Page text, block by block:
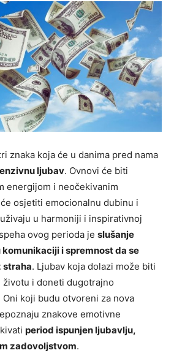
znaka koja će u danima pred nama
ljubav. Ovnovi će biti
energijom i neočekivanim
osjetiti emocionalnu dubinu i
u harmoniji i inspirativnoj
ovog perioda je slušanje
i spremnost da se
straha. Ljubav koja dolazi može biti
i doneti dugotrajno
koji budu otvoreni za nova
znakove emotivne
period ispunjen ljubavlju,
zadovoljstvom.